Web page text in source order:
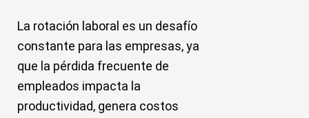
La rotación laboral es un desafío
constante para las empresas, ya
que la pérdida frecuente de
empleados impacta la
productividad, genera costos